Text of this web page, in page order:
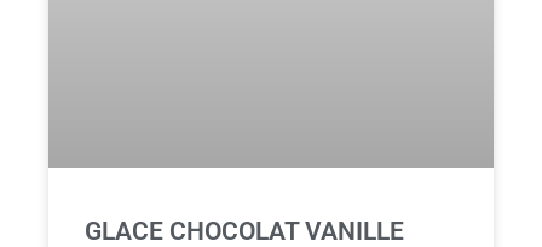
GLACE CHOCOLAT VANILLE